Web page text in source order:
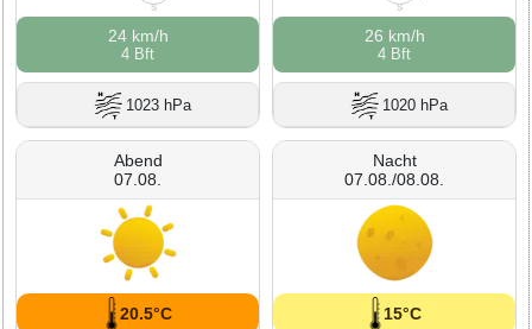
S
24 km/h
4 Bft
1023 hPa
S
26 km/h
4 Bft
1020 hPa
Abend
07.08.
20.5°C
Nacht
07.08./08.08.
15°C